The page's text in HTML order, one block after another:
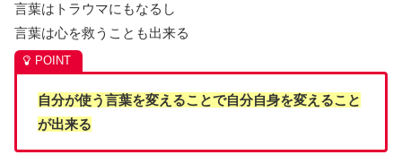
言葉はトラウマにもなるし
言葉は心を救うことも出来る
自分が使う言葉を変えることで自分自身を変えること
が出来る